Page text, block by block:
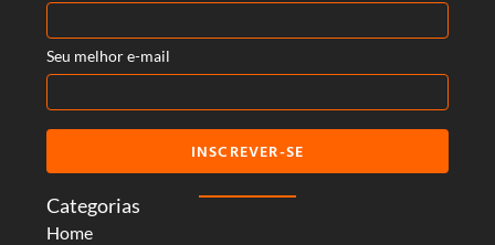
Categorias
Home
Seu melhor e-mail
INSCREVER-SE